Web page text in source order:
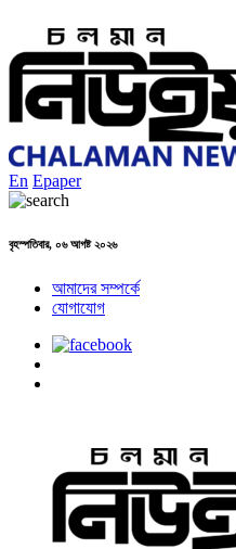
En Epaper
বৃহস্পতিবার, ০৬ আগষ্ট ২০২৬
আমাদের সম্পর্কে
যোগাযোগ